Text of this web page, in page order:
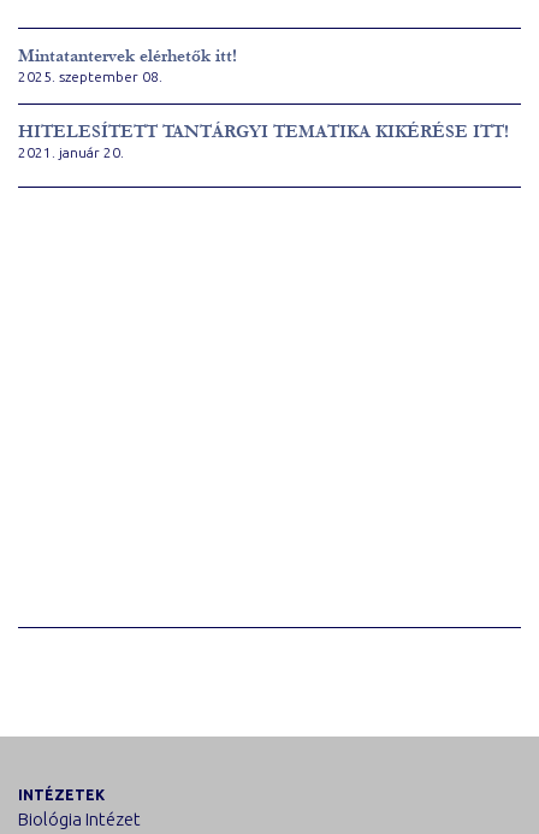
Mintatantervek elérhetők itt!
2025. szeptember 08.
HITELESÍTETT TANTÁRGYI TEMATIKA KIKÉRÉSE ITT!
2021. január 20.
INTÉZETEK
Biológia Intézet